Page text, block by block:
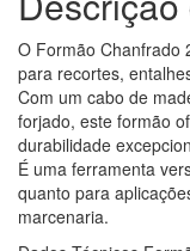
O Formão Chanfrado
para recortes,
Com um cabo de
forjado, este formão
durabilidade
É uma ferramenta
quanto para
marcenaria.